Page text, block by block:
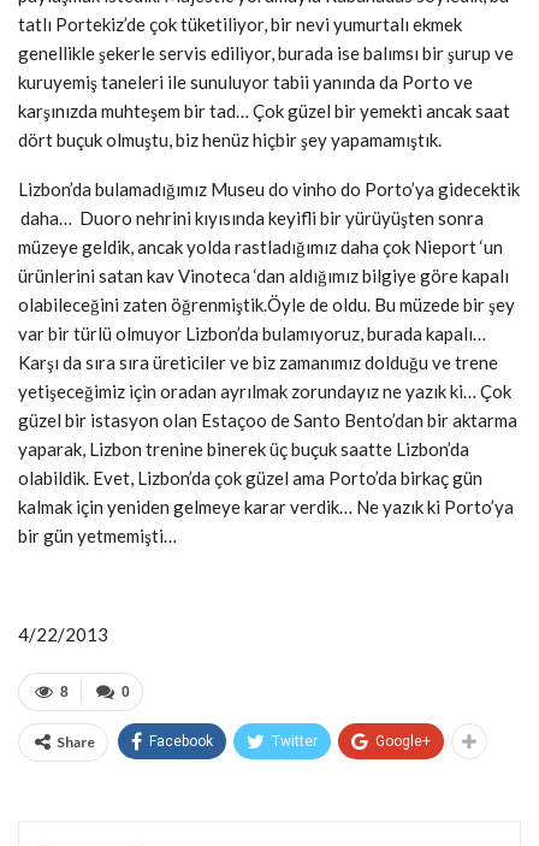
tatlı Portekiz’de çok tüketiliyor, bir nevi yumurtalı ekmek
genellikle şekerle servis ediliyor, burada ise balımsı bir şurup ve
kuruyemiş taneleri ile sunuluyor tabii yanında da Porto ve
karşınızda muhteşem bir tad… Çok güzel bir yemekti ancak saat
dört buçuk olmuştu, biz henüz hiçbir şey yapamamıştık.
Lizbon’da bulamadığımız Museu do vinho do Porto’ya gidecektik
daha… Duoro nehrini kıyısında keyifli bir yürüyüşten sonra
müzeye geldik, ancak yolda rastladığımız daha çok Nieport ‘un
ürünlerini satan kav Vinoteca ‘dan aldığımız bilgiye göre kapalı
olabileceğini zaten öğrenmiştik.Öyle de oldu. Bu müzede bir şey
var bir türlü olmuyor Lizbon’da bulamıyoruz, burada kapalı…
Karşı da sıra sıra üreticiler ve biz zamanımız dolduğu ve trene
yetişeceğimiz için oradan ayrılmak zorundayız ne yazık ki… Çok
güzel bir istasyon olan Estaçoo de Santo Bento’dan bir aktarma
yaparak, Lizbon trenine binerek üç buçuk saatte Lizbon’da
olabildik. Evet, Lizbon’da çok güzel ama Porto’da birkaç gün
kalmak için yeniden gelmeye karar verdik… Ne yazık ki Porto’ya
bir gün yetmemişti…
4/22/2013
0
8
Share Facebook Twitter Google+